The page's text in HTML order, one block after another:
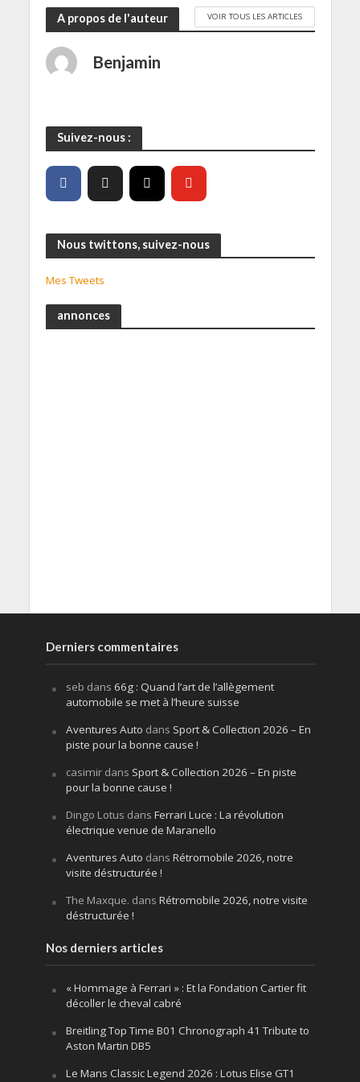
A propos de l'auteur VOIR TOUS LES ARTICLES
Benjamin
Suivez-nous :
Nous twittons, suivez-nous
Mes Tweets
annonces
Derniers commentaires
seb dans 66g : Quand l’art de l’allègement
automobile se met à l’heure suisse
Aventures Auto dans Sport & Collection 2026 – En
piste pour la bonne cause !
casimirdans Sport & Collection 2026 – En piste
pour la bonne cause !
Dingo Lotus dans Ferrari Luce : La révolution
électrique venue de Maranello
Aventures Auto dans Rétromobile 2026, notre
visite déstructurée !
The Maxque. dans Rétromobile 2026, notre visite
déstructurée !
Nos derniers articles
« Hommage à Ferrari » : Et la Fondation Cartier fit
décoller le cheval cabré
Breitling Top Time B01 Chronograph 41 Tribute to
Aston Martin DB5
Le Mans Classic Legend 2026 : Lotus Elise GT1